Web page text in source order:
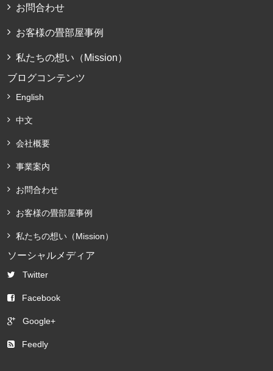
お問合わせ
お客様の畳部屋事例
私たちの想い（Mission）
ブログコンテンツ
English
中文
会社概要
事業案内
お問合わせ
お客様の畳部屋事例
私たちの想い（Mission）
ソーシャルメディア
Twitter
Facebook
Google+
Feedly